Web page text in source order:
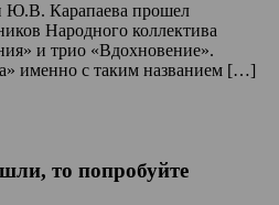
Ю.В. Карапаева прошел
Народного коллектива
и трио «Вдохновение».
именно с таким названием […]
то попробуйте